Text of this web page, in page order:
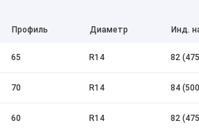
Профиль Диаметр Инд.
65 R14 82
70 R14 84
60 R14 82